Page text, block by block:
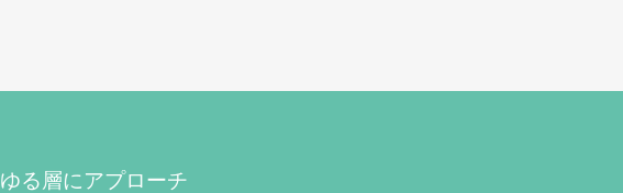
る層にアプローチ